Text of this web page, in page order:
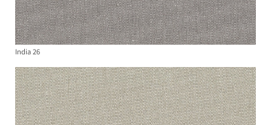
India 26